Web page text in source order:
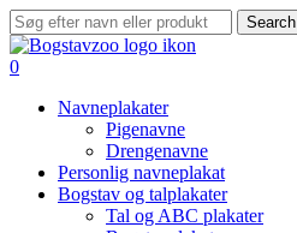
Skip
to
main
Search
Close
Search
search
0
Navneplakater
Pigenavne
Drengenavne
Personlig navneplakat
Bogstav og talplakater
Tal og ABC plakater